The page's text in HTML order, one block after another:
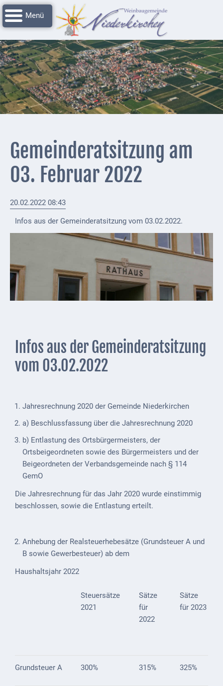
Navigation
überspringen
Startseite
Grussworte
Rathaus
Unser
Niederkirchen
Impressionen
Nachrichtenarchiv
Verbandsgemeinde
Deidesheim
Polizei +
Feuerwehrmeldungen
Gottesdienste
Infrastruktur
und
Abfallentsorgung
Telekommunikation
Post
Mobilität
Wasser-
und
Abwasser
Notfallnummern
Suche
Downloads
Gemeinderatsitzung am
03. Februar 2022
20.02.2022 08:43
Infos aus der Gemeinderatsitzung vom 03.02.2022.
Infos aus der Gemeinderatsitzung
vom 03.02.2022
Jahresrechnung 2020 der Gemeinde Niederkirchen
a) Beschlussfassung über die Jahresrechnung 2020
b) Entlastung des Ortsbürgermeisters, der
Ortsbeigeordneten sowie des Bürgermeisters und der
Beigeordneten der Verbandsgemeinde nach § 114
GemO
Die Jahresrechnung für das Jahr 2020 wurde einstimmig
beschlossen, sowie die Entlastung erteilt.
Anhebung der Realsteuerhebesätze (Grundsteuer A und
B sowie Gewerbesteuer) ab dem
Haushaltsjahr 2022
Steuersätze
2021
Sätze
für
2022
Sätze
für 2023
Grundsteuer A 300% 315% 325%